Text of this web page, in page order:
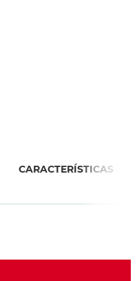
CARACTERÍSTICAS